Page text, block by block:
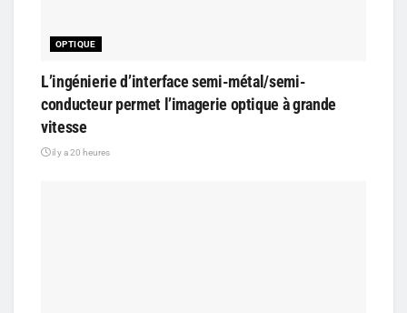
OPTIQUE
L’ingénierie d’interface semi-métal/semi-
conducteur permet l’imagerie optique à grande
vitesse
il y a 20 heures